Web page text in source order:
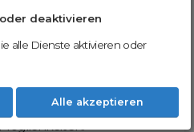
und profitiere
wir dir den
und bieten dir
deaktivieren
alle Dienste aktivieren oder
Alle akzeptieren